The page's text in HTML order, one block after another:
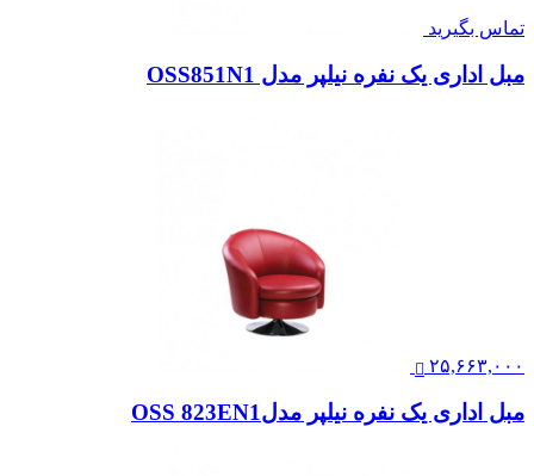
تماس بگیرید
مبل اداری یک نفره نیلپر مدل OSS851N1
۲۵,۶۶۳,۰۰۰
مبل اداری یک نفره نیلپر مدلOSS 823EN1